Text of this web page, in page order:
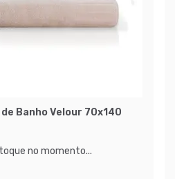
Banho Velour 70x140
no momento...